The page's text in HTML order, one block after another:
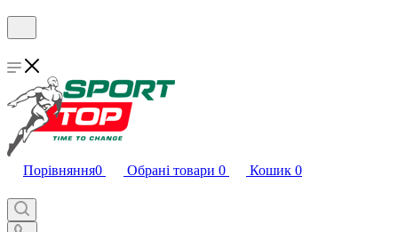
Порівняння0 Обрані товари 0 Кошик 0